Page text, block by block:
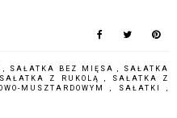
, SAŁATKA BEZ MIĘSA, SAŁATKA
SAŁATKA Z RUKOLĄ ,
SAŁATKA Z
MUSZTARDOWYM, SAŁATKI ,